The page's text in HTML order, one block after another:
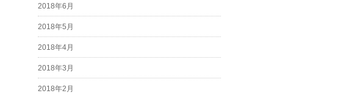
2018年6月
2018年5月
2018年4月
2018年3月
2018年2月